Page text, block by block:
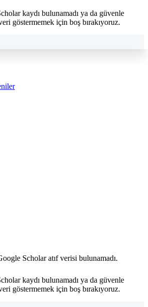
kaydı bulunamadı ya da güvenle
göstermemek için boş bırakıyoruz.
Scholar atıf verisi bulunamadı.
kaydı bulunamadı ya da güvenle
göstermemek için boş bırakıyoruz.